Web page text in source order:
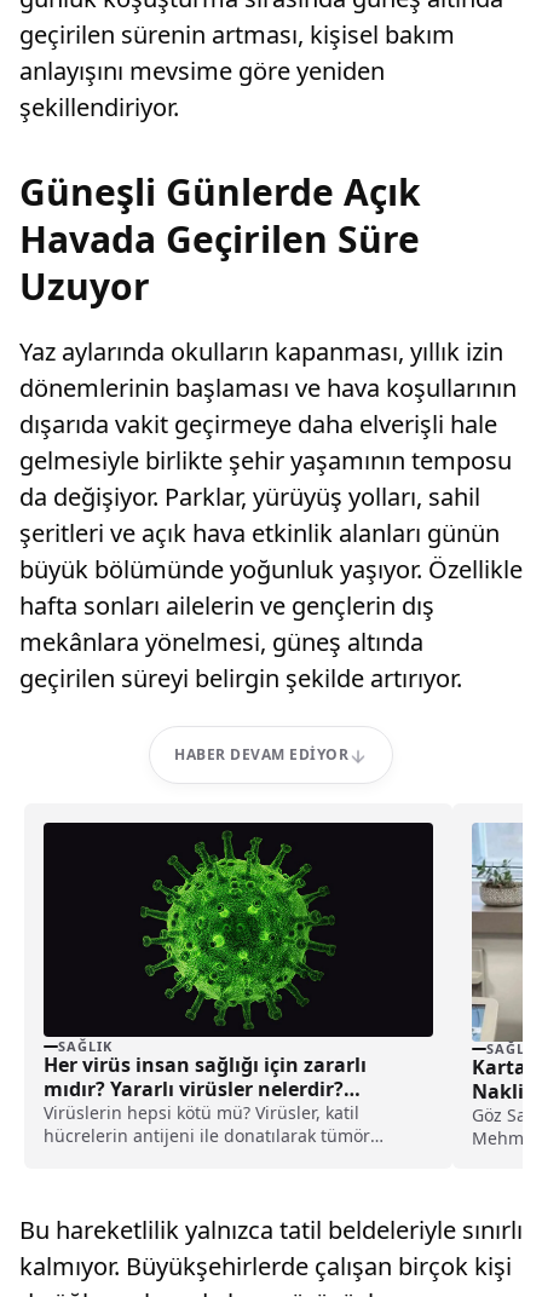
geçirilen sürenin artması, kişisel bakım
anlayışını mevsime göre yeniden
şekillendiriyor.
Güneşli Günlerde Açık
Havada Geçirilen Süre
Uzuyor
Yaz aylarında okulların kapanması, yıllık izin
dönemlerinin başlaması ve hava koşullarının
dışarıda vakit geçirmeye daha elverişli hale
gelmesiyle birlikte şehir yaşamının temposu
da değişiyor. Parklar, yürüyüş yolları, sahil
şeritleri ve açık hava etkinlik alanları günün
büyük bölümünde yoğunluk yaşıyor. Özellikle
hafta sonları ailelerin ve gençlerin dış
mekânlara yönelmesi, güneş altında
geçirilen süreyi belirgin şekilde artırıyor.
HABER DEVAM EDIYOR
SAĞLIK
Her virüs insan sağlığı için zararlı
mıdır? Yararlı virüsler nelerdir?
Virüs çeşitleri
Virüslerin hepsi kötü mü? Virüsler, katil
hücrelerin antijeni ile donatılarak tümör
SAĞLIK
Kartal
Nakli
Göz
Mehmet
Bu hareketlilik yalnızca tatil beldeleriyle sınırlı
kalmıyor. Büyükşehirlerde çalışan birçok kişi